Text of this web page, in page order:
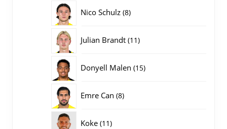
Nico Schulz 88
Julian Brandt 1111
Donyell Malen 1515
Emre Can 88
Koke 1111